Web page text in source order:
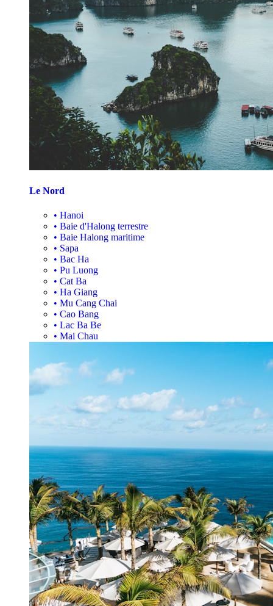
Le Nord
• Hanoi
• Baie d'Halong terrestre
• Baie Halong maritime
• Sapa
• Bac Ha
• Pu Luong
• Cat Ba
• Ha Giang
• Mu Cang Chai
• Cao Bang
• Lac Ba Be
• Mai Chau